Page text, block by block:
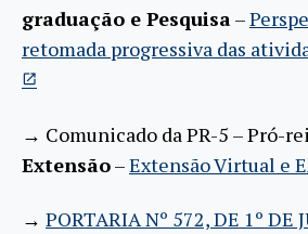
graduação e Pesquisa–
retomada progressiva das
→ Comunicado da PR-5 – Pró-
Extensão–Extensão Virtual e
→ PORTARIA Nº 572, DE 1º DE